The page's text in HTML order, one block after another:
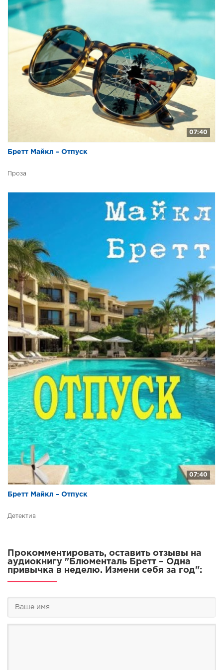
01_29
01_30
01_31
01_32
01_33
01_37
01_39
01_40
01_42
01_43
01_44
01_45
01_46
01_47
01_48
01_49
01_50
01_51
01_52
02_01
07:40
Бретт Майкл – Отпуск
Проза
07:40
Бретт Майкл – Отпуск
Детектив
Прокомментировать, оставить отзывы на
аудиокнигу "Блюменталь Бретт – Одна
привычка в неделю. Измени себя за год":